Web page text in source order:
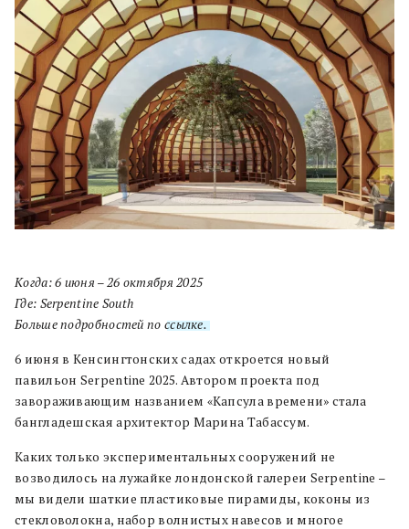
Когда: 6 июня – 26 октября 2025
Где: Serpentine South
Больше подробностей по ссылке.
6 июня в Кенсингтонских садах откроется новый
павильон Serpentine 2025. Автором проекта под
завораживающим названием «Капсула времени» стала
бангладешская архитектор Марина Табассум.
Каких только экспериментальных сооружений не
возводилось на лужайке лондонской галереи Serpentine –
мы видели шаткие пластиковые пирамиды, коконы из
стекловолокна, набор волнистых навесов и многое